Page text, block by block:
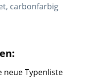
carbonfarbig
neue Typenliste